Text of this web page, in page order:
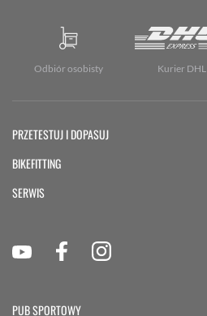
Odbiór osobisty Kurier DHL
PRZETESTUJ I DOPASUJ
BIKEFITTING
SERWIS
PUB SPORTOWY